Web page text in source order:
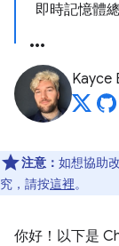
即時記憶體
Kayce
注意： 如想協助
究，請按這裡。
你好！以下是